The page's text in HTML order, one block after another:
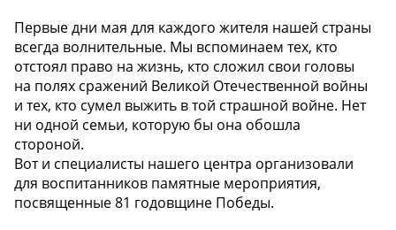
Первые дни мая для каждого жителя нашей страны
всегда волнительные. Мы вспоминаем тех, кто
отстоял право на жизнь, кто сложил свои головы
на полях сражений Великой Отечественной войны
и тех, кто сумел выжить в той страшной войне. Нет
ни одной семьи, которую бы она обошла
стороной.
Вот и специалисты нашего центра организовали
для воспитанников памятные мероприятия,
посвященные 81 годовщине Победы.